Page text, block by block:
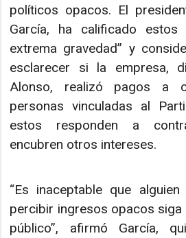
políticos opacos. El
García, ha calificado estos
extrema gravedad” y
esclarecer si la empresa,
Alonso, realizó pagos a
personas vinculadas al
estos responden a
encubren otros intereses.
“Es inaceptable que
percibir ingresos opacos
público”, afirmó García,